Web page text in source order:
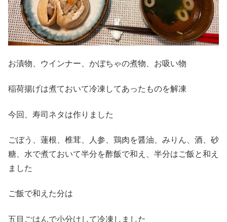
お漬物、ウインナー、かぼちゃの煮物、お吸い物
稲荷揚げは煮ておいて冷凍してあったものを解凍
今回、寿司ネタは作りました
ごぼう、蓮根、椎茸、人参、鶏肉を醤油、みりん、酒、砂
糖、水で煮ておいて半分を酢飯で和え、半分はご飯と和え
ました
ご飯で和えた分は
五目ごはんで小分けして冷凍しました